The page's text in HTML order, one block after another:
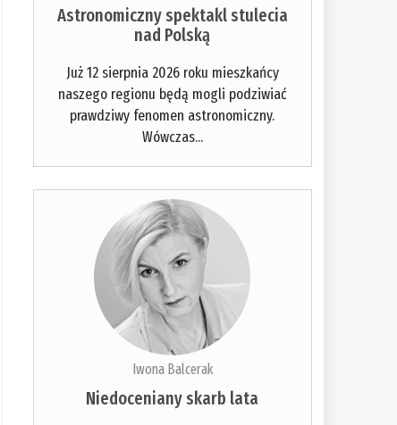
Astronomiczny spektakl stulecia
nad Polską
Już 12 sierpnia 2026 roku mieszkańcy
naszego regionu będą mogli podziwiać
prawdziwy fenomen astronomiczny.
Wówczas...
Iwona Balcerak
Niedoceniany skarb lata